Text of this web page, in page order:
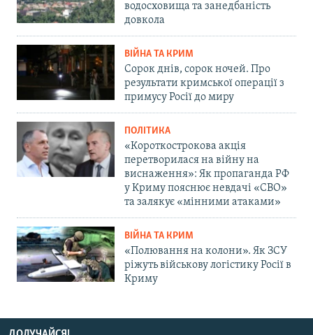
водосховища та занедбаність
довкола
ВІЙНА ТА КРИМ
Сорок днів, сорок ночей. Про
результати кримської операції з
примусу Росії до миру
ПОЛІТИКА
«Короткострокова акція
перетворилася на війну на
виснаження»: Як пропаганда РФ
у Криму пояснює невдачі «СВО»
та залякує «мінними атаками»
ВІЙНА ТА КРИМ
«Полювання на колони». Як ЗСУ
ріжуть військову логістику Росії в
Криму